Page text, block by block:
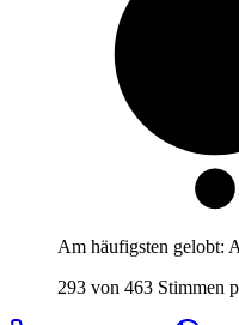
Am häufigsten gelobt:
293 von 463 Stimmen